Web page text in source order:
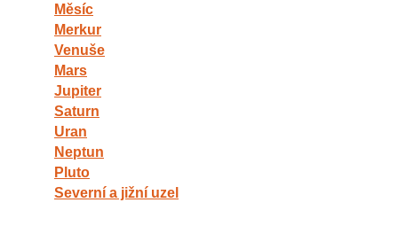
Měsíc
Merkur
Venuše
Mars
Jupiter
Saturn
Uran
Neptun
Pluto
Severní a jižní uzel